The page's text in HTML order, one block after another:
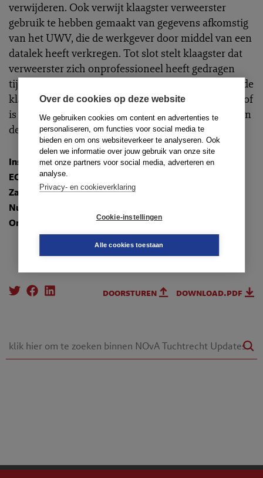
Over de cookies op deze website
We gebruiken cookies om content en advertenties te
personaliseren, om functies voor social media te
bieden en om ons websiteverkeer te analyseren. Ook
delen we informatie over jouw gebruik van onze site
met onze partners voor social media, adverteren en
analyse.
Privacy- en cookieverklaring
Cookie-instellingen
Alle cookies toestaan
verwijderen. Ook verwijt klaagster verweerster
gebruik te hebben gemaakt van gegevens afkomstig
van het UWV, die de werkgever door middel van een
datalek heeft verkregen. Tot slot stelt klaagster dat
verweerster zich onprofessioneel heeft gedragen
tijdens een schorsing van de zitting. De raad heeft de
klachten van klaagster ongegrond verklaard. Het hof
is het daarmee eens en bekrachtigt de beslissing van
de raad.
Instantie:Hof van Discipline
ECLI
ECLI:NL:TAHVD:2026:153
Zaaknummer: 250459
Nummer
Onderwerpen
3.1. Maatstaf
doorsturen download.pdf